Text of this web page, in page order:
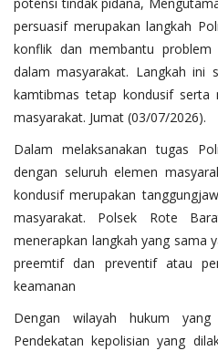
persuasif merupakan langkah
konflik dan membantu problem
dalam masyarakat. Langkah ini
kamtibmas tetap kondusif serta
masyarakat. Jumat (03/07/2026).
Dalam melaksanakan tugas
dengan seluruh elemen
kondusif merupakan
masyarakat. Polsek Rote
menerapkan langkah yang sama
preemtif dan preventif atau
keamanan
Dengan wilayah hukum
Pendekatan kepolisian yang